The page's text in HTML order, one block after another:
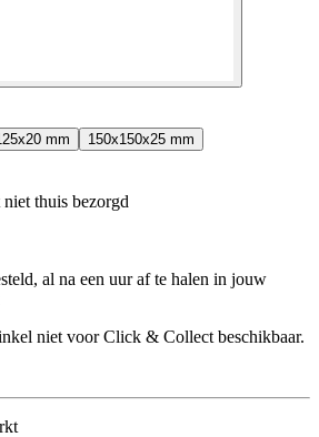
mm
150x150x25 mm
thuis bezorgd
al na een uur af te halen in jouw
niet voor Click & Collect beschikbaar.